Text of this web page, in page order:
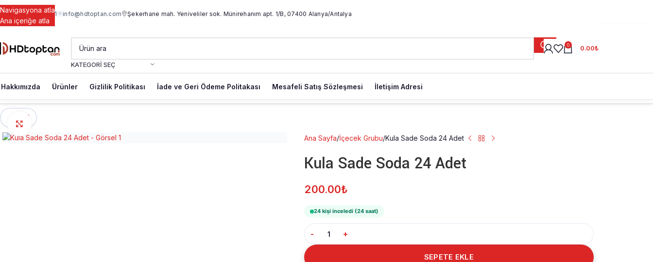
Navigasyona atla
Ana içeriğe atla
+90 542 734 34 71 info@hdtoptan.com Şekerhane mah. Yeniveliler sok. Münirehanım apt. 1/B, 07400 Alanya/Antalya
KATEGORI SEÇ
0 0.00₺
Hakkımızda Ürünler Gizlilik Politikası İade ve Geri Ödeme Politakası Mesafeli Satış Sözleşmesi İletişim Adresi
← Geri
Büyütmek için tıklayın
Ana Sayfa İçecek Grubu Kula Sade Soda 24 Adet
Kula Sade Soda 24 Adet
200.00₺
24 kişi inceledi (24 saat)
SEPETE EKLE